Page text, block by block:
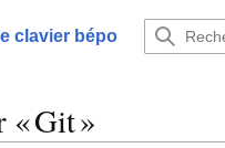
clavier bépo
Git »